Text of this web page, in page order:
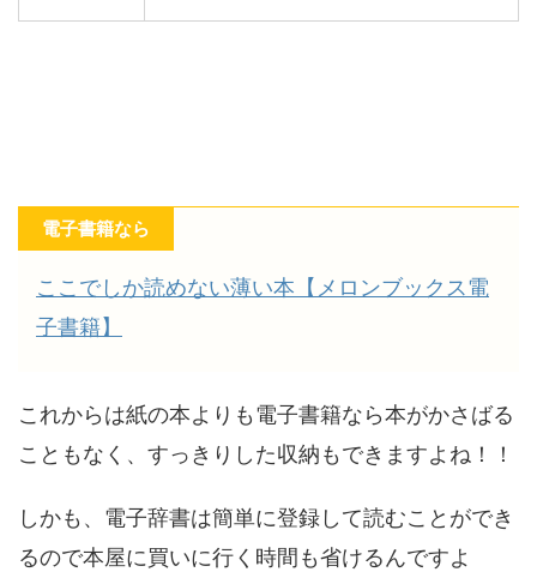
電子書籍なら
ここでしか読めない薄い本【メロンブックス電
子書籍】
これからは紙の本よりも電子書籍なら本がかさばる
こともなく、すっきりした収納もできますよね！！
しかも、電子辞書は簡単に登録して読むことができ
るので本屋に買いに行く時間も省けるんですよ